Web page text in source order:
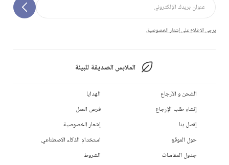
يرجى الاطلاع على إشعار الخصوصية.
الملابس الصديقة للبيئة
الشحن و الأرجاع
إنشاء طلب الإرجاع
إتصل بنا
حول الموقع
جدول المقاسات
الهدايا
فرص العمل
إشعار الخصوصية
استخدام الذكاء الاصطناعي
الشروط